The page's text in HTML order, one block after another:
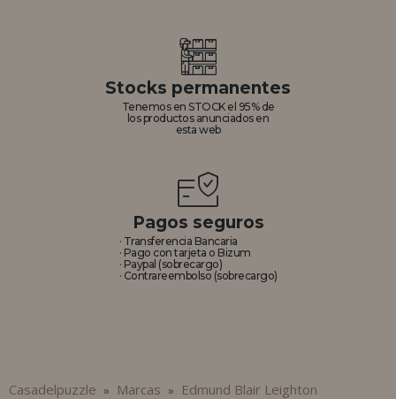
Stocks permanentes
Tenemos en STOCK el 95% de
los productos anunciados en
esta web
Pagos seguros
· Transferencia Bancaria
· Pago con tarjeta o Bizum
· Paypal (sobrecargo)
· Contrareembolso (sobrecargo)
Casadelpuzzle » Marcas » Edmund Blair Leighton